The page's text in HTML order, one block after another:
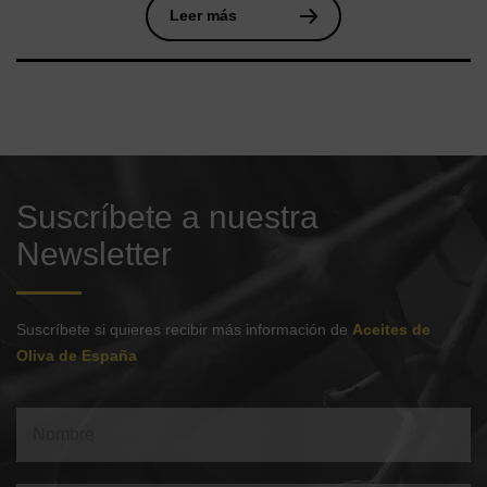
Leer más
Suscríbete a nuestra
Newsletter
Suscríbete si quieres recibir más información de Aceites de
Oliva de España